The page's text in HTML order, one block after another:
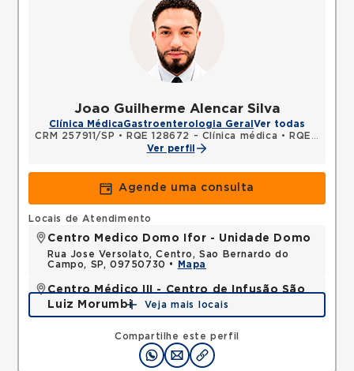
Joao Guilherme Alencar Silva
Clínica MédicaGastroenterologia Geral Ver todas
CRM 257911/SP • RQE 128672 - Clínica médica •
RQE 128673 - Gastroenterologia
Ver perfil
Agende uma consulta
Compartilhe este perfil
Locais de Atendimento
Centro Medico Domo Ifor - Unidade Domo
Rua Jose Versolato, Centro, Sao Bernardo do
Campo, SP, 09750730 •
Mapa
Centro Médico III - Centro de Infusão São
Luiz Morumbi
Avenida Lineu de Paula Machado, Jardim Everest,
Sao Paulo, SP, 05601001 •
Mapa
Veja mais locais